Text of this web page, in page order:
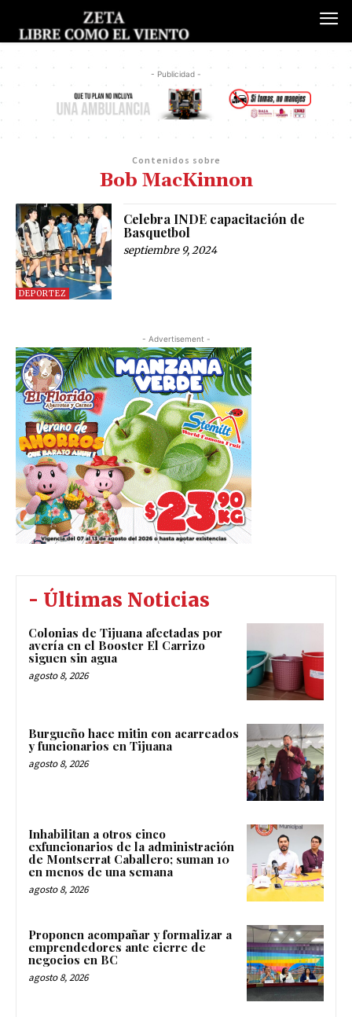
- Publicidad -
Contenidos sobre
Bob MacKinnon
DEPORTEZ
Celebra INDE capacitación de
Basquetbol
septiembre 9, 2024
- Advertisement -
- Últimas Noticias
Colonias de Tijuana afectadas por
avería en el Booster El Carrizo
siguen sin agua
agosto 8, 2026
Burgueño hace mitin con acarreados
y funcionarios en Tijuana
agosto 8, 2026
Inhabilitan a otros cinco
exfuncionarios de la administración
de Montserrat Caballero; suman 10
en menos de una semana
agosto 8, 2026
Proponen acompañar y formalizar a
emprendedores ante cierre de
negocios en BC
agosto 8, 2026